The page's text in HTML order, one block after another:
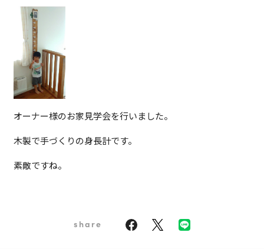
オーナー様のお家見学会を行いました。
木製で手づくりの身長計です。
素敵ですね。
share